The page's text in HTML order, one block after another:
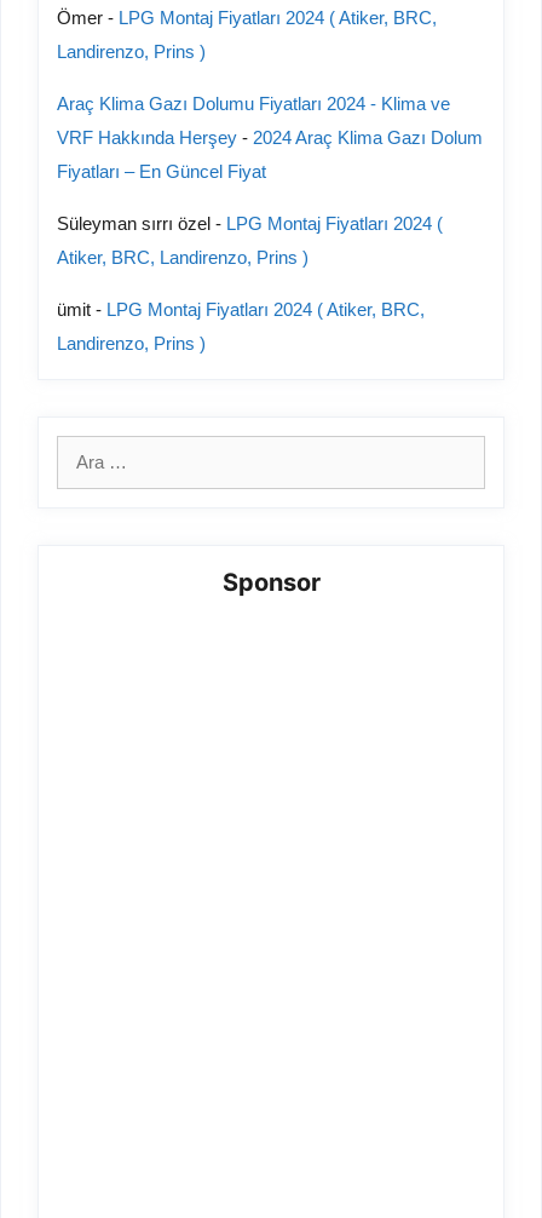
Ömer - LPG Montaj Fiyatları 2024 ( Atiker, BRC,
Landirenzo, Prins )
Araç Klima Gazı Dolumu Fiyatları 2024 - Klima ve
VRF Hakkında Herşey - 2024 Araç Klima Gazı Dolum
Fiyatları – En Güncel Fiyat
Süleyman sırrı özel - LPG Montaj Fiyatları 2024 (
Atiker, BRC, Landirenzo, Prins )
ümit - LPG Montaj Fiyatları 2024 ( Atiker, BRC,
Landirenzo, Prins )
için
ara
Sponsor